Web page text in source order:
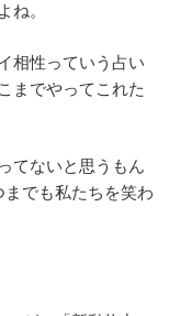
ね。
相性っていう占い
までやってこれた
てないと思うもん
でも私たちを笑わ